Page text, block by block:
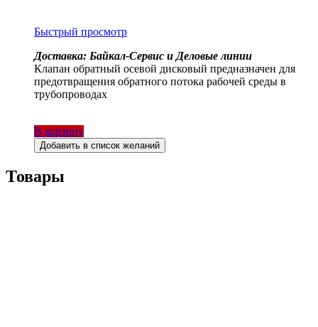
Быстрый просмотр
Доставка: Байкал-Сервис и Деловые линии
Клапан обратный осевой дисковый предназначен для
предотвращения обратного потока рабочей среды в
трубопроводах
В корзину
Добавить в список желаний
Товары